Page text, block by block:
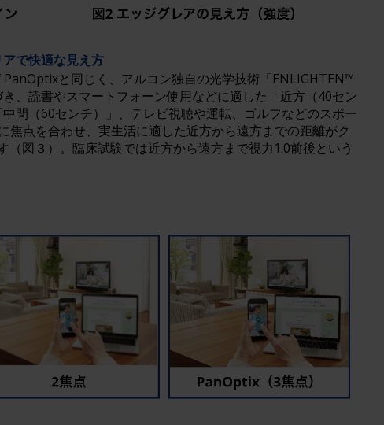
で快適な見え方
と同じく、アルコン独自の光学技術「ENLIGHTEN™
、読書やスマートフォーン使用などに適した「近方（40セン
間（60センチ）」、テレビ視聴や運転、ゴルフなどのスポー
焦点を合わせ、実生活に適した近方から遠方までの距離がク
（図３）。臨床試験では近方から遠方まで視力1.0前後という